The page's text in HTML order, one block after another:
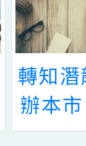
轉知
辦本
年度